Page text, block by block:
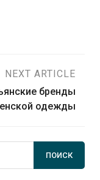
NEXT ARTICLE
бренды
одежды